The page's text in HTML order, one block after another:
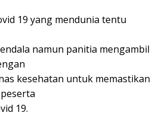
19 yang mendunia tentu
namun panitia mengambil
kesehatan untuk memastikan
19.